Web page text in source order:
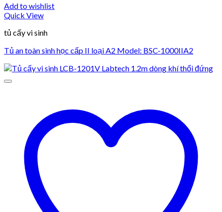
Add to wishlist
Quick View
tủ cấy vi sinh
Tủ an toàn sinh học cấp II loại A2 Model: BSC-1000IIA2